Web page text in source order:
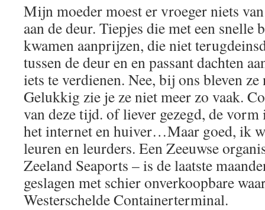
Mijn moeder moest er vroeger niets
aan de deur. Tiepjes die met een snelle
kwamen aanprijzen, die niet
tussen de deur en en passant dachten
iets te verdienen. Nee, bij ons bleven
Gelukkig zie je ze niet meer zo vaak.
van deze tijd. of liever gezegd, de
het internet en huiver…Maar goed, ik
leuren en leurders. Een Zeeuwse
Zeeland Seaports – is de laatste
geslagen met schier onverkoopbare
Westerschelde Containerterminal.